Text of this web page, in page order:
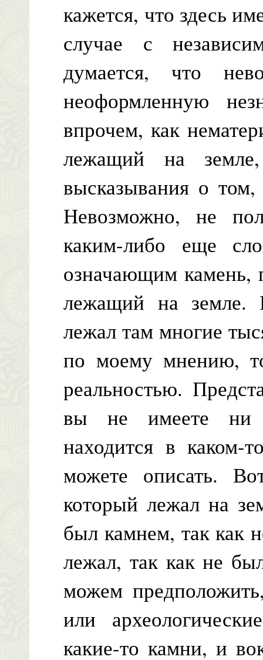
кажется, что здесь
случае с
думается, что
неоформленную
впрочем, как
лежащий на
высказывания о
Невозможно, не
каким-либо еще
означающим камень,
лежащий на земле.
лежал там многие
по моему мнению,
реальностью.
вы не имеете ни
находится в каком-
можете описать.
который лежал на
был камнем, так как
лежал, так как не
можем
или
какие-то камни, и